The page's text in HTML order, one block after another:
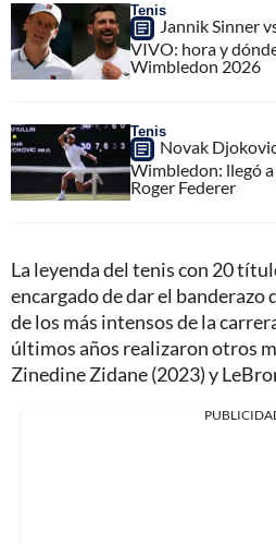
Tenis
Jannik Sinner
VIVO: hora y
Wimbledon 2026
Tenis
Novak
Wimbledon: llegó
Roger Federer
La leyenda del tenis con 20
encargado de dar el banderazo
de los más intensos de la
últimos años realizaron otros
Zinedine Zidane (2023) y